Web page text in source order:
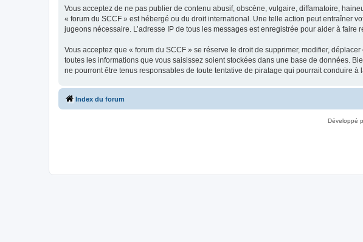
Vous acceptez de ne pas publier de contenu abusif, obscène, vulgaire, diffamatoire,
« forum du SCCF » est hébergé ou du droit international. Une telle action peut entraîner
jugeons nécessaire. L’adresse IP de tous les messages est enregistrée pour aider à faire
Vous acceptez que « forum du SCCF » se réserve le droit de supprimer, modifier,
toutes les informations que vous saisissez soient stockées dans une base de données.
ne pourront être tenus responsables de toute tentative de piratage qui pourrait conduire à
Index du forum
Développé